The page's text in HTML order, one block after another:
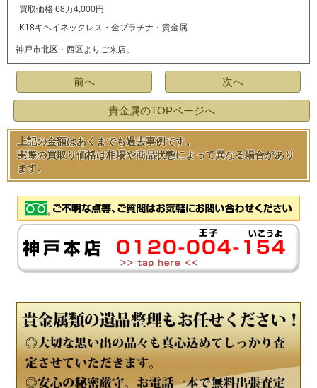
買取価格|68万4,000円
K18キヘイネックレス・金プラチナ・貴金属
神戸市北区・西区よりご来店。
前へ 次へ
貴金属のTOPページへ
上記の金額はあくまでも過去事例です。
実際の買取り価格は相場や商品状態によって異なる場合があり
ます。